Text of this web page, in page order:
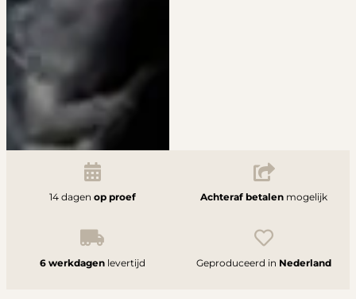
14 dagen op proef Achteraf betalen mogelijk
6 werkdagenlevertijd Geproduceerd in Nederland